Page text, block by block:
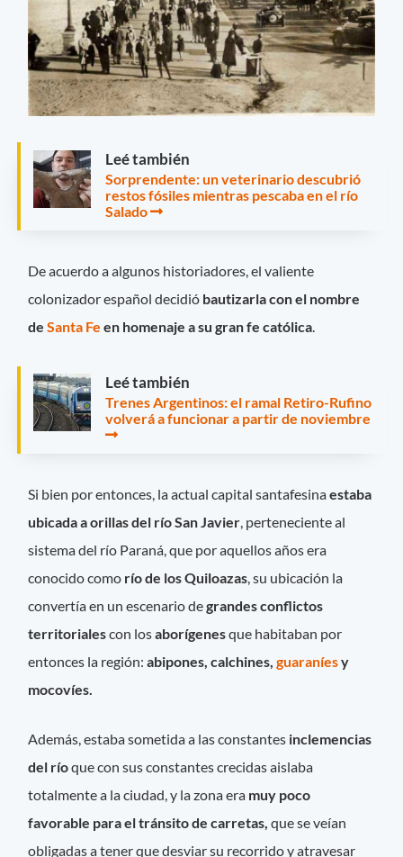
Leé también
Sorprendente: un veterinario descubrió
restos fósiles mientras pescaba en el río
Salado
De acuerdo a algunos historiadores, el valiente
colonizador español decidió bautizarla con el nombre
de Santa Feen homenaje a su gran fe católica
Leé también
Trenes Argentinos: el ramal Retiro-Rufino
volverá a funcionar a partir de noviembre
Si bien por entonces, la actual capital santafesinaestaba
ubicada a orillas del río San Javier, perteneciente al
sistema del río Paraná, que por aquellos años era
conocido como río de los Quiloazas, su ubicación la
convertía en un escenario degrandes conflictos
territorialescon losaborígenesque habitaban por
entonces la región:abipones, calchines,guaraníesy
mocovíes.
Además, estaba sometida a las constantes inclemencias
del ríoque con sus constantes crecidas aislaba
totalmente a la ciudad, y la zona era muy poco
favorable para el tránsito de carretas, que se veían
obligadas a tener que desviar su recorrido y atravesar